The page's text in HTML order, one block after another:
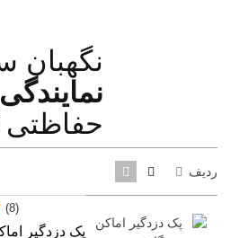
نگهبان
نمایندگی
ردیف
پک دزدگیر
(8)